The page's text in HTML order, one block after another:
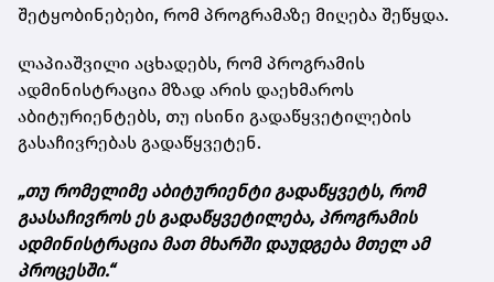
შეტყობინებები, რომ პროგრამაზე მიღება შეწყდა.
ლაპიაშვილი აცხადებს, რომ პროგრამის
ადმინისტრაცია მზად არის დაეხმაროს
აბიტურიენტებს, თუ ისინი გადაწყვეტილების
გასაჩივრებას გადაწყვეტენ.
„თუ რომელიმე აბიტურიენტი გადაწყვეტს, რომ
გაასაჩივროს ეს გადაწყვეტილება, პროგრამის
ადმინისტრაცია მათ მხარში დაუდგება მთელ ამ
პროცესში.“